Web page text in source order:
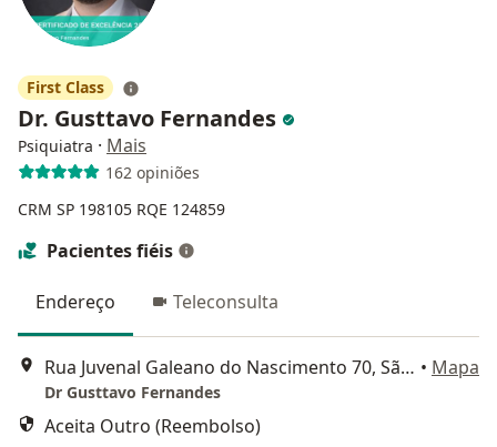
First Class
Dr. Gusttavo Fernandes
Psiquiatra · Mais
162 opiniões
CRM SP 198105 RQE 124859
Pacientes fiéis
Endereço Teleconsulta
Rua Juvenal Galeano do Nascimento 70, São José dos Campos • Mapa
Dr Gusttavo Fernandes
Aceita Outro (Reembolso)